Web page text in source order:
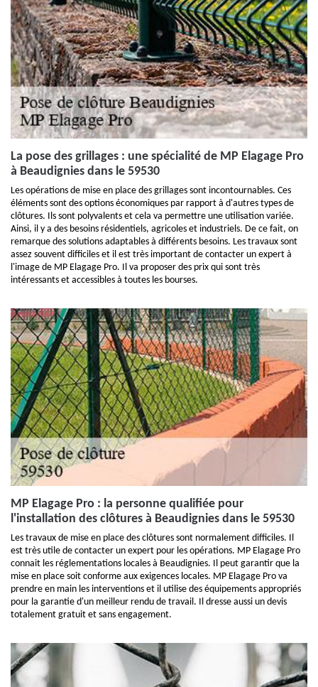
La pose des grillages : une spécialité de MP Elagage Pro
à Beaudignies dans le 59530
Les opérations de mise en place des grillages sont incontournables. Ces
éléments sont des options économiques par rapport à d'autres types de
clôtures. Ils sont polyvalents et cela va permettre une utilisation variée.
Ainsi, il y a des besoins résidentiels, agricoles et industriels. De ce fait, on
remarque des solutions adaptables à différents besoins. Les travaux sont
assez souvent difficiles et il est très important de contacter un expert à
l'image de MP Elagage Pro. Il va proposer des prix qui sont très
intéressants et accessibles à toutes les bourses.
MP Elagage Pro : la personne qualifiée pour
l'installation des clôtures à Beaudignies dans le 59530
Les travaux de mise en place des clôtures sont normalement difficiles. Il
est très utile de contacter un expert pour les opérations. MP Elagage Pro
connait les réglementations locales à Beaudignies. Il peut garantir que la
mise en place soit conforme aux exigences locales. MP Elagage Pro va
prendre en main les interventions et il utilise des équipements appropriés
pour la garantie d'un meilleur rendu de travail. Il dresse aussi un devis
totalement gratuit et sans engagement.